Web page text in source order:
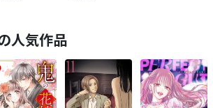
人気作品